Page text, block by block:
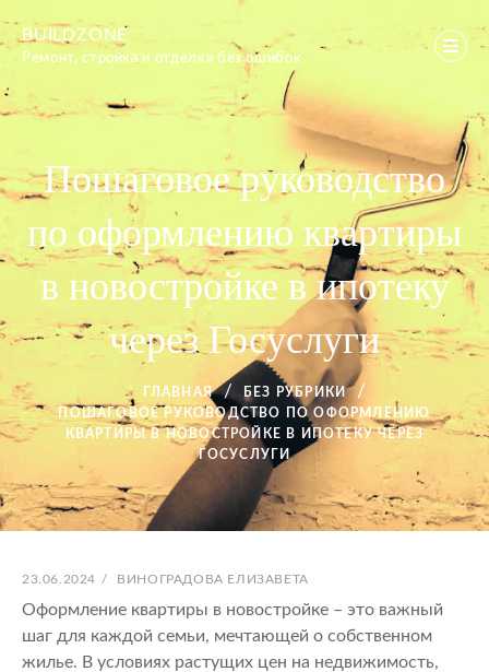
к
содержимому
BUILDZONE
Ремонт, стройка и отделка без ошибок
Пошаговое руководство
по оформлению квартиры
в новостройке в ипотеку
через Госуслуги
ГЛАВНАЯ
БЕЗ РУБРИКИ
ПОШАГОВОЕ РУКОВОДСТВО ПО ОФОРМЛЕНИЮ
КВАРТИРЫ В НОВОСТРОЙКЕ В ИПОТЕКУ ЧЕРЕЗ
ГОСУСЛУГИ
ОПУБЛИКОВАНО
23.06.2024 / АВТОР:
ВИНОГРАДОВА ЕЛИЗАВЕТА
Оформление квартиры в новостройке – это важный
шаг для каждой семьи, мечтающей о собственном
жилье. В условиях растущих цен на недвижимость,